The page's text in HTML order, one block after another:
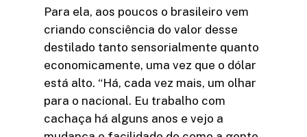
Para ela, aos poucos o brasileiro vem
criando consciência do valor desse
destilado tanto sensorialmente quanto
economicamente, uma vez que o dólar
está alto. “Há, cada vez mais, um olhar
para o nacional. Eu trabalho com
cachaça há alguns anos e vejo a